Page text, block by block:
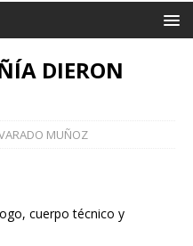
DIERON
MUÑOZ